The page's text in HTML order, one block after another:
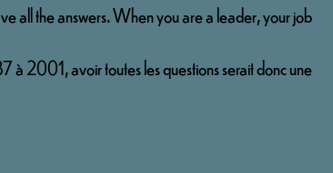
all the answers. When you are a leader, your job
2001, avoir toutes les questions serait donc une